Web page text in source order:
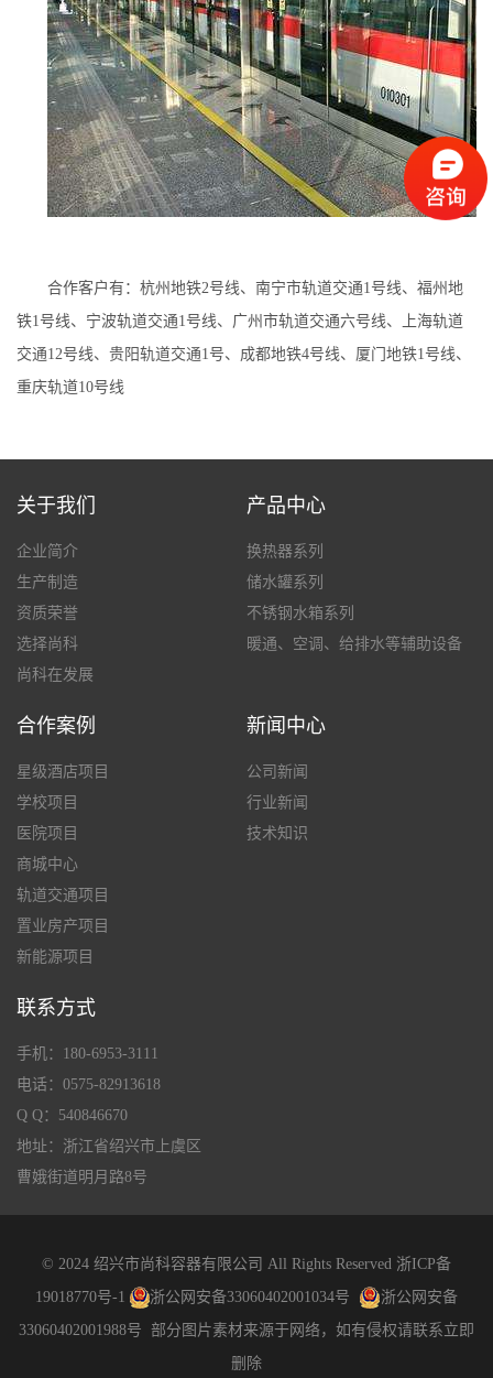
合作客户有：杭州地铁2号线、南宁市轨道交通1号线、福州地
铁1号线、宁波轨道交通1号线、广州市轨道交通六号线、上海轨道
交通12号线、贵阳轨道交通1号、成都地铁4号线、厦门地铁1号线、
重庆轨道10号线
关于我们
企业简介
生产制造
资质荣誉
选择尚科
尚科在发展
产品中心
换热器系列
储水罐系列
不锈钢水箱系列
暖通、空调、给排水等辅助设备
合作案例
星级酒店项目
学校项目
医院项目
商城中心
轨道交通项目
置业房产项目
新能源项目
新闻中心
公司新闻
行业新闻
技术知识
联系方式
手机：180-6953-3111
电话：0575-82913618
Q Q：540846670
地址：浙江省绍兴市上虞区
曹娥街道明月路8号
© 2024 绍兴市尚科容器有限公司 All Rights Reserved 浙ICP备
19018770号-1
浙公网安备33060402001034号
浙公网安备
33060402001988号 部分图片素材来源于网络，如有侵权请联系立即
删除